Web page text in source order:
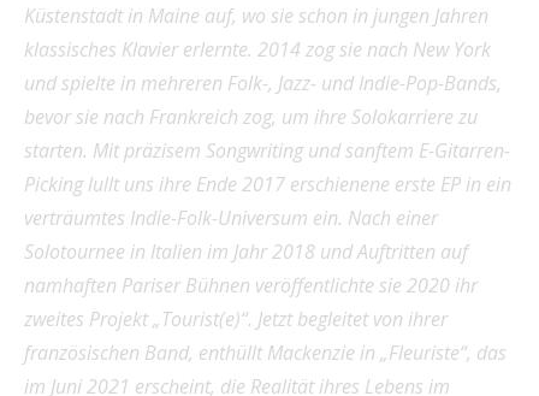
Küstenstadt in Maine auf, wo sie schon in jungen Jahren
klassisches Klavier erlernte. 2014 zog sie nach New York
und spielte in mehreren Folk-, Jazz- und Indie-Pop-Bands,
bevor sie nach Frankreich zog, um ihre Solokarriere zu
starten. Mit präzisem Songwriting und sanftem E-Gitarren-
Picking lullt uns ihre Ende 2017 erschienene erste EP in ein
verträumtes Indie-Folk-Universum ein. Nach einer
Solotournee in Italien im Jahr 2018 und Auftritten auf
namhaften Pariser Bühnen veröffentlichte sie 2020 ihr
zweites Projekt „Tourist(e)“. Jetzt begleitet von ihrer
französischen Band, enthüllt Mackenzie in „Fleuriste“, das
im Juni 2021 erscheint, die Realität ihres Lebens im